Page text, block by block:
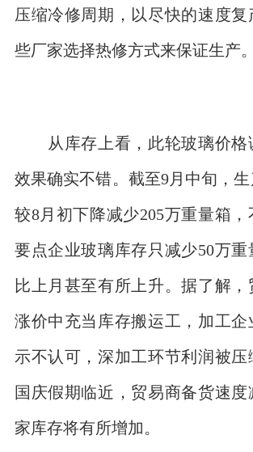
压缩冷修周期，以尽快的速度复
些厂家选择热修方式来保证生产。
从库存上看，此轮玻璃价格
效果确实不错。截至9月中旬，
较8月初下降减少205万重量箱
要点企业玻璃库存只减少50万重
比上月甚至有所上升。据了解，
涨价中充当库存搬运工，加工企
示不认可，深加工环节利润被压
国庆假期临近，贸易商备货速
家库存将有所增加。